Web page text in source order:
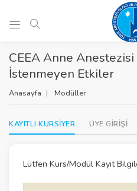
CEEA Anne
İstenmeyen Etkiler
Anasayfa Modüller
KAYITLI KURSİYER ÜYE GİRİŞİ
Lütfen Kurs/Modül Kayıt